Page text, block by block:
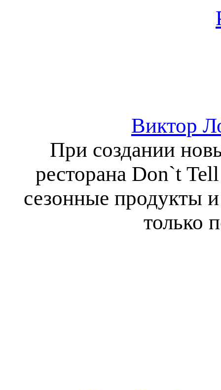
Виктор
При создании
ресторана Don`t
сезонные продукты
только